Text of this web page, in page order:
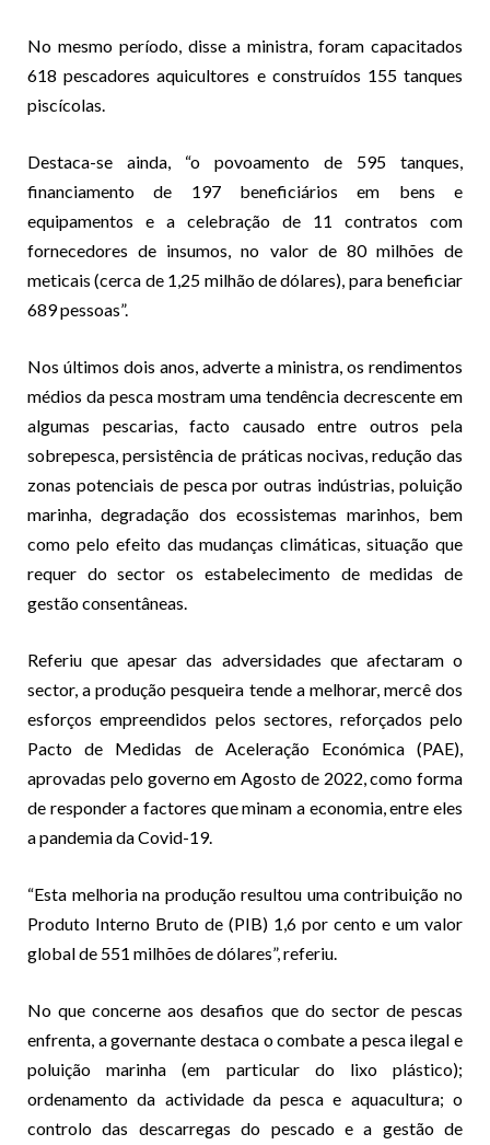
No mesmo período, disse a ministra, foram capacitados
618 pescadores aquicultores e construídos 155 tanques
piscícolas.
Destaca-se ainda, “o povoamento de 595 tanques,
financiamento de 197 beneficiários em bens e
equipamentos e a celebração de 11 contratos com
fornecedores de insumos, no valor de 80 milhões de
meticais (cerca de 1,25 milhão de dólares), para beneficiar
689 pessoas”.
Nos últimos dois anos, adverte a ministra, os rendimentos
médios da pesca mostram uma tendência decrescente em
algumas pescarias, facto causado entre outros pela
sobrepesca, persistência de práticas nocivas, redução das
zonas potenciais de pesca por outras indústrias, poluição
marinha, degradação dos ecossistemas marinhos, bem
como pelo efeito das mudanças climáticas, situação que
requer do sector os estabelecimento de medidas de
gestão consentâneas.
Referiu que apesar das adversidades que afectaram o
sector, a produção pesqueira tende a melhorar, mercê dos
esforços empreendidos pelos sectores, reforçados pelo
Pacto de Medidas de Aceleração Económica (PAE),
aprovadas pelo governo em Agosto de 2022, como forma
de responder a factores que minam a economia, entre eles
a pandemia da Covid-19.
“Esta melhoria na produção resultou uma contribuição no
Produto Interno Bruto de (PIB) 1,6 por cento e um valor
global de 551 milhões de dólares”, referiu.
No que concerne aos desafios que do sector de pescas
enfrenta, a governante destaca o combate a pesca ilegal e
poluição marinha (em particular do lixo plástico);
ordenamento da actividade da pesca e aquacultura; o
controlo das descarregas do pescado e a gestão de